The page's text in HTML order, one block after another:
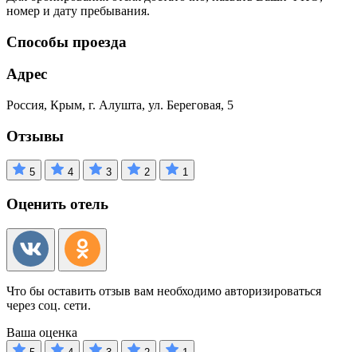
номер и дату пребывания.
Способы проезда
Адрес
Россия, Крым, г. Алушта, ул. Береговая, 5
Отзывы
5 4 3 2 1
Оценить отель
Что бы оставить отзыв вам необходимо авторизироваться
через соц. сети.
Ваша оценка